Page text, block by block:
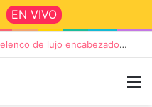
EN VIVO
Rata Blanca regresa a Tandil con un show demoledor en el Estadio Unión y Progreso